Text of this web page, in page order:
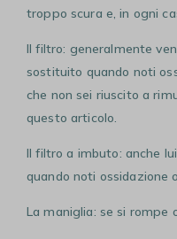
troppo scura e, in ogni
Il filtro: generalmente
sostituito quando noti
che non sei riuscito a
questo articolo.
Il filtro a imbuto: anche
quando noti ossidazione
La maniglia: se si rompe